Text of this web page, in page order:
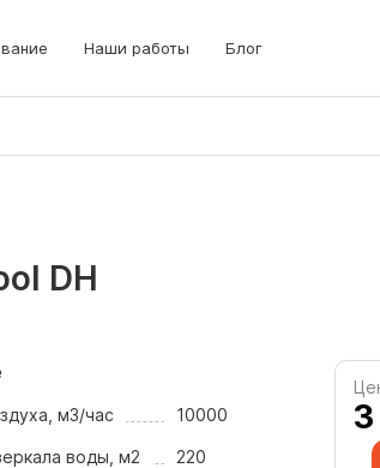
Наши работы Блог
DH
м3/час 10000
воды, м2 220